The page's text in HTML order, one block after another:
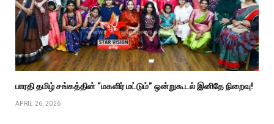
பாரதி தமிழ் சங்கத்தின் “மகளிர் மட்டும்” ஒன்றுகூடல் இனிதே நிறைவு!
APRIL 26, 2026